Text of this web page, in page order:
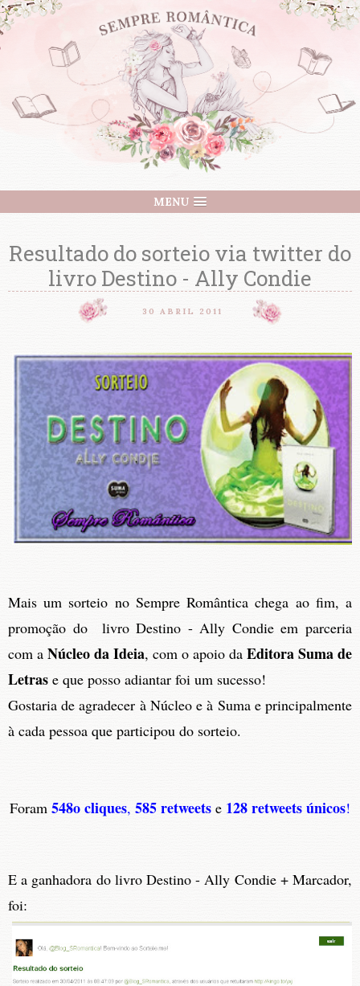
MENU
Resultado do sorteio via twitter do
livro Destino - Ally Condie
30 ABRIL 2011
Mais um sorteio no Sempre Romântica chega ao fim, a
promoção do livro Destino - Ally Condie em parceria
com a Núcleo da Ideia, com o apoio da Editora Suma de
Letras e que posso adiantar foi um sucesso!
Gostaria de agradecer à Núcleo e à Suma e principalmente
à cada pessoa que participou do sorteio.
Foram 548o cliques, 585 retweets e 128 retweets únicos!
E a ganhadora do livro Destino - Ally Condie + Marcador,
foi: